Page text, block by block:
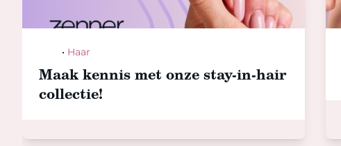
• Haar
Maak kennis met onze stay-in-hair
collectie!